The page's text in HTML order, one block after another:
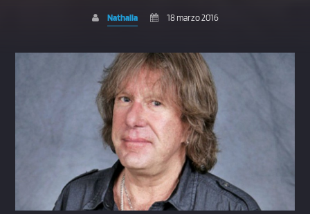
Twitter
Facebook
Whatsapp
Nathalia 18 marzo 2016